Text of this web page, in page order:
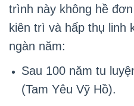
trình này không hề
kiên trì và hấp thụ linh
ngàn năm:
Sau 100 năm tu
(Tam Yêu Vỹ Hồ).